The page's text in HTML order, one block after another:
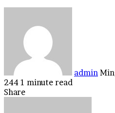
admin
244 1 minute read
Facebook
Twitter
LinkedIn
Tumblr
Pinterest
Reddit
VKontakte
Odnoklassniki
Pocket
Share